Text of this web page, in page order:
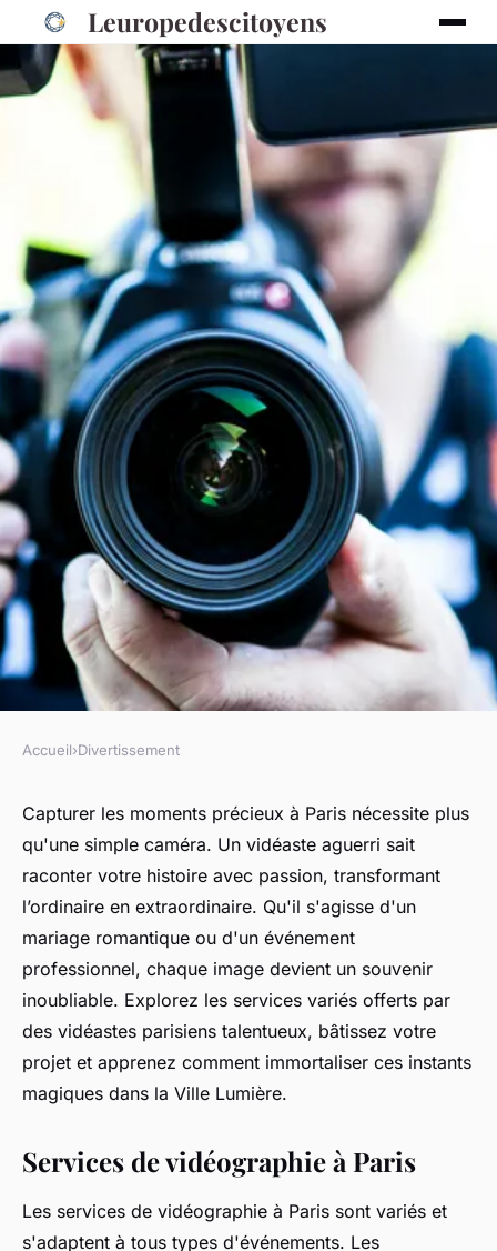
Leuropedescitoyens
Vidéaste à Paris : créez des
souvenirs inoubliables
Léonie•19 décembre 2024•4 min de lecture
Accueil›Divertissement
Capturer les moments précieux à Paris nécessite plus
qu'une simple caméra. Un vidéaste aguerri sait
raconter votre histoire avec passion, transformant
l’ordinaire en extraordinaire. Qu'il s'agisse d'un
mariage romantique ou d'un événement
professionnel, chaque image devient un souvenir
inoubliable. Explorez les services variés offerts par
des vidéastes parisiens talentueux, bâtissez votre
projet et apprenez comment immortaliser ces instants
magiques dans la Ville Lumière.
Services de vidéographie à Paris
Les services de vidéographie à Paris sont variés et
s'adaptent à tous types d'événements. Les